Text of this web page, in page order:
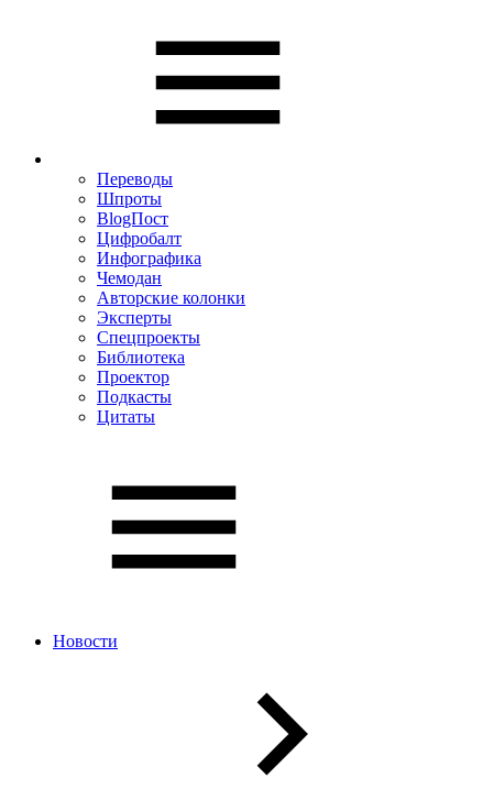
Переводы
Шпроты
BlogПост
Цифробалт
Инфографика
Чемодан
Авторские колонки
Эксперты
Спецпроекты
Библиотека
Проектор
Подкасты
Цитаты
Новости